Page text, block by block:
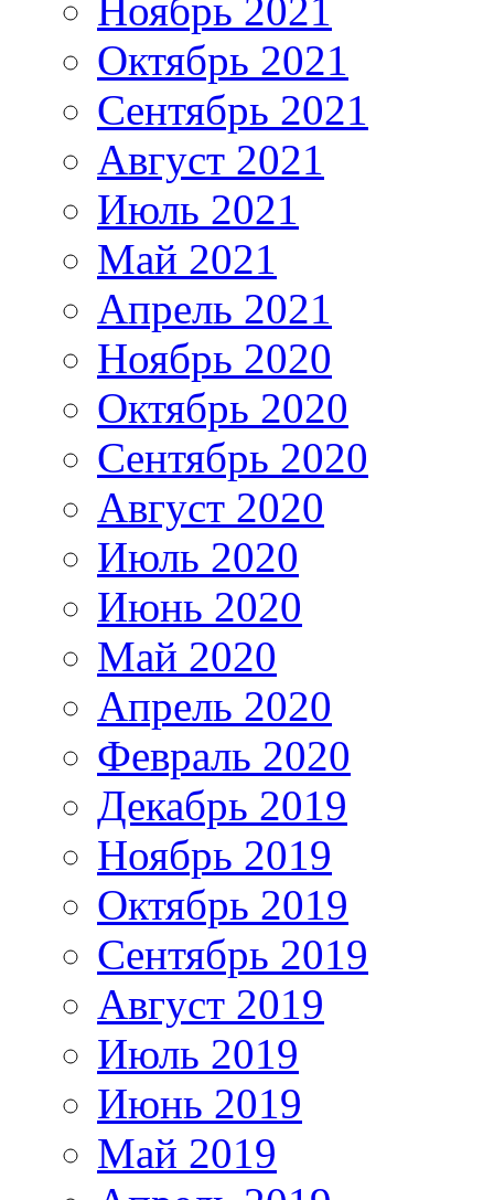
Ноябрь 2021
Октябрь 2021
Сентябрь 2021
Август 2021
Июль 2021
Май 2021
Апрель 2021
Ноябрь 2020
Октябрь 2020
Сентябрь 2020
Август 2020
Июль 2020
Июнь 2020
Май 2020
Апрель 2020
Февраль 2020
Декабрь 2019
Ноябрь 2019
Октябрь 2019
Сентябрь 2019
Август 2019
Июль 2019
Июнь 2019
Май 2019